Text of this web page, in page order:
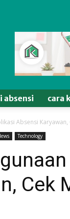
cara
Absensi Karyawan,
Technology
Cek